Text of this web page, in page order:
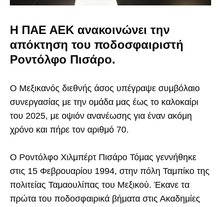
Η ΠΑΕ ΑΕΚ ανακοινώνει την
απόκτηση του ποδοσφαιριστή
Ροντόλφο Πισάρο.
Ο Μεξικανός διεθνής άσος υπέγραψε συμβόλαιο
συνεργασίας με την ομάδα μας έως το καλοκαίρι
του 2025, με οψιόν ανανέωσης για έναν ακόμη
χρόνο και πήρε τον αριθμό 70.
O Ροντόλφο Χιλμπέρτ Πισάρο Τόμας γεννήθηκε
στις 15 Φεβρουαρίου 1994, στην πόλη Ταμπίκο της
πολιτείας Ταμαουλίπας του Μεξικού. Έκανε τα
πρώτα του ποδοσφαιρικά βήματα στις Ακαδημίες